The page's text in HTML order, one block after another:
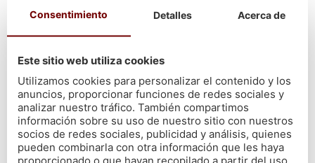
mejores productos gallegos. E
n nuestra página web puedes
VOLVER
Consentimiento Detalles Acerca de
Este sitio web utiliza cookies
Utilizamos cookies para personalizar el contenido y los
anuncios, proporcionar funciones de redes sociales y
analizar nuestro tráfico. También compartimos
información sobre su uso de nuestro sitio con nuestros
socios de redes sociales, publicidad y análisis, quienes
pueden combinarla con otra información que les haya
proporcionado o que hayan recopilado a partir del uso